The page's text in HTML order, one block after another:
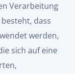
Verarbeitung
dass
werden,
sich auf eine